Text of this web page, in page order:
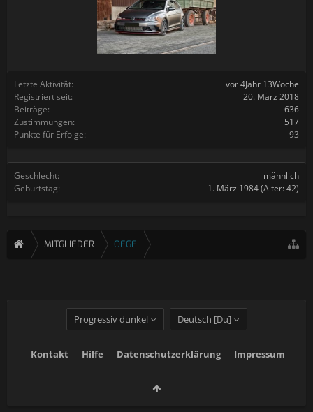
Letzte Aktivität:
vor 4Jahr 13Woche
Registriert seit:
20. März 2018
Beiträge:
636
Zustimmungen:
517
Punkte für Erfolge:
93
Geschlecht:
männlich
Geburtstag:
1. März 1984(Alter: 42)
MITGLIEDER OEGE
Progressiv dunkel Deutsch [Du]
Kontakt Hilfe Datenschutzerklärung Impressum